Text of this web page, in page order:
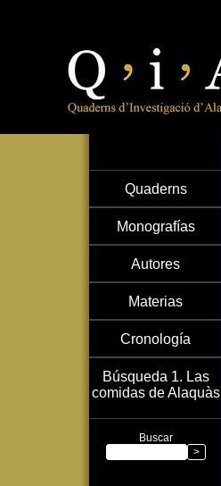
Quaderns
Monografías
Autores
Materias
Cronología
Búsqueda 1. Las
comidas de Alaquàs
Buscar